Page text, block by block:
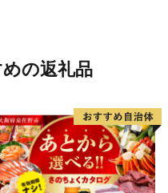
の返礼品